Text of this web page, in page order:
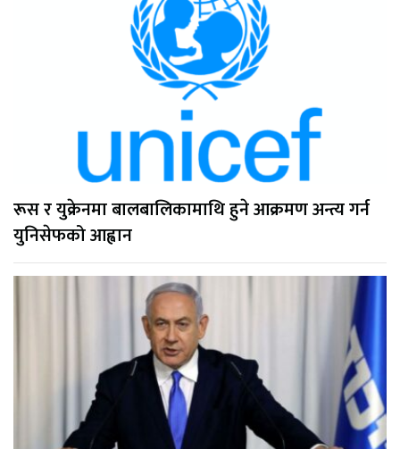
रूस र युक्रेनमा बालबालिकामाथि हुने आक्रमण अन्त्य गर्न
युनिसेफको आह्वान